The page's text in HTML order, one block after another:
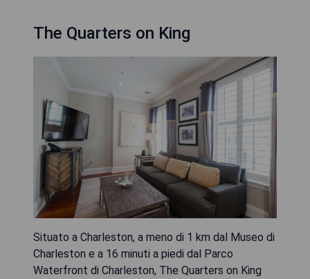
The Quarters on King
Situato a Charleston, a meno di 1 km dal Museo di
Charleston e a 16 minuti a piedi dal Parco
Waterfront di Charleston, The Quarters on King